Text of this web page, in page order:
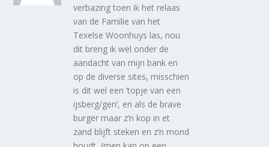
verbazing toen ik het relaas
van de Familie van het
Texelse Woonhuys las, nou
dit breng ik wel onder de
aandacht van mijn bank en
op de diverse sites, misschien
is dit wel een ’topje van een
ijsberg/gen’, en als de brave
burger maar z’n kop in et
zand blijft steken en z’n mond